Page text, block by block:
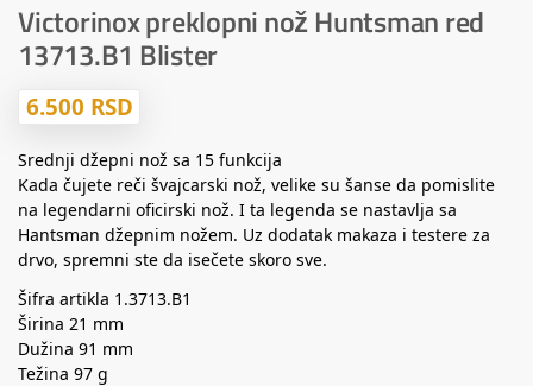
Victorinox preklopni nož Huntsman red
13713.B1 Blister
6.500 RSD
Srednji džepni nož sa 15 funkcija
Kada čujete reči švajcarski nož, velike su šanse da pomislite
na legendarni oficirski nož. I ta legenda se nastavlja sa
Hantsman džepnim nožem. Uz dodatak makaza i testere za
drvo, spremni ste da isečete skoro sve.
Šifra artikla 1.3713.B1
Širina 21 mm
Dužina 91 mm
Težina 97 g